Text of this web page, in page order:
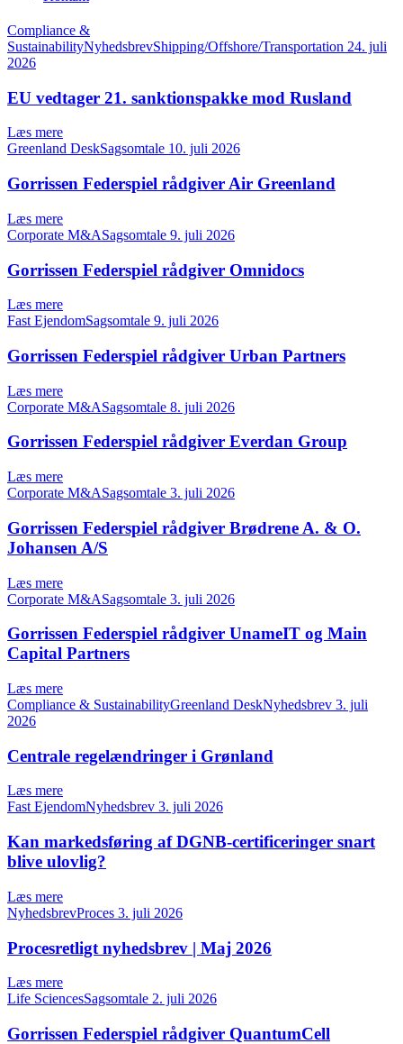
Compliance &
SustainabilityNyhedsbrevShipping/Offshore/Transportation 24. juli
2026
EU vedtager 21. sanktionspakke mod Rusland
Læs mere
Greenland DeskSagsomtale 10. juli 2026
Gorrissen Federspiel rådgiver Air Greenland
Læs mere
Corporate M&ASagsomtale 9. juli 2026
Gorrissen Federspiel rådgiver Omnidocs
Læs mere
Fast EjendomSagsomtale 9. juli 2026
Gorrissen Federspiel rådgiver Urban Partners
Læs mere
Corporate M&ASagsomtale 8. juli 2026
Gorrissen Federspiel rådgiver Everdan Group
Læs mere
Corporate M&ASagsomtale 3. juli 2026
Gorrissen Federspiel rådgiver Brødrene A. & O.
Johansen A/S
Læs mere
Corporate M&ASagsomtale 3. juli 2026
Gorrissen Federspiel rådgiver UnameIT og Main
Capital Partners
Læs mere
Compliance & SustainabilityGreenland DeskNyhedsbrev 3. juli
2026
Centrale regelændringer i Grønland
Læs mere
Fast EjendomNyhedsbrev 3. juli 2026
Kan markedsføring af DGNB-certificeringer snart
blive ulovlig?
Læs mere
NyhedsbrevProces 3. juli 2026
Procesretligt nyhedsbrev | Maj 2026
Læs mere
Life SciencesSagsomtale 2. juli 2026
Gorrissen Federspiel rådgiver QuantumCell